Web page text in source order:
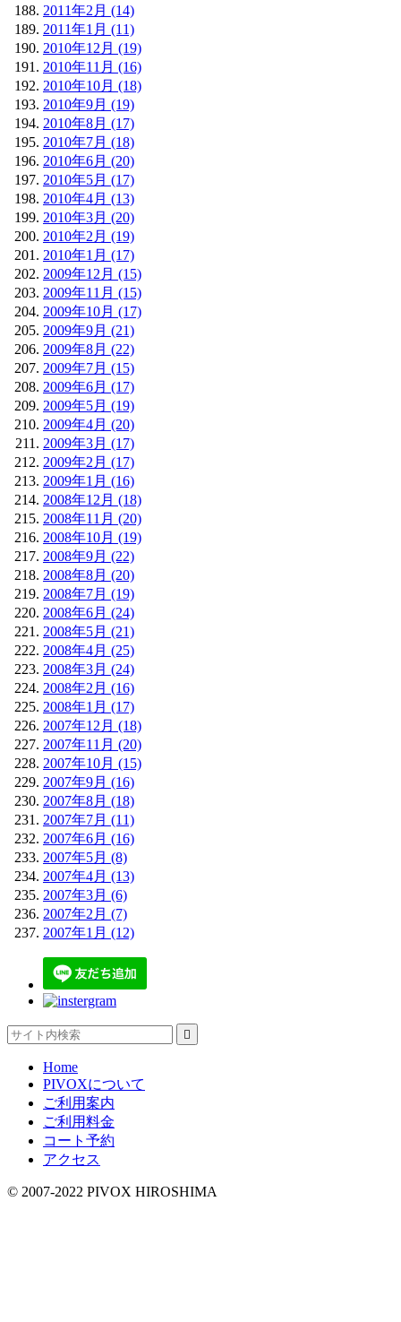
2011年2月 (14)
2011年1月 (11)
2010年12月 (19)
2010年11月 (16)
2010年10月 (18)
2010年9月 (19)
2010年8月 (17)
2010年7月 (18)
2010年6月 (20)
2010年5月 (17)
2010年4月 (13)
2010年3月 (20)
2010年2月 (19)
2010年1月 (17)
2009年12月 (15)
2009年11月 (15)
2009年10月 (17)
2009年9月 (21)
2009年8月 (22)
2009年7月 (15)
2009年6月 (17)
2009年5月 (19)
2009年4月 (20)
2009年3月 (17)
2009年2月 (17)
2009年1月 (16)
2008年12月 (18)
2008年11月 (20)
2008年10月 (19)
2008年9月 (22)
2008年8月 (20)
2008年7月 (19)
2008年6月 (24)
2008年5月 (21)
2008年4月 (25)
2008年3月 (24)
2008年2月 (16)
2008年1月 (17)
2007年12月 (18)
2007年11月 (20)
2007年10月 (15)
2007年9月 (16)
2007年8月 (18)
2007年7月 (11)
2007年6月 (16)
2007年5月 (8)
2007年4月 (13)
2007年3月 (6)
2007年2月 (7)
2007年1月 (12)

Home
PIVOXについて
ご利用案内
ご利用料金
コート予約
アクセス
© 2007-2022 PIVOX HIROSHIMA